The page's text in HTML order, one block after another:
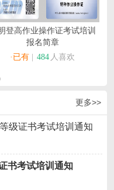
登高作业操作证考试培训
报名简章
·已有
484 人喜欢
更多>>
级证书考试培训通知
书考试培训通知